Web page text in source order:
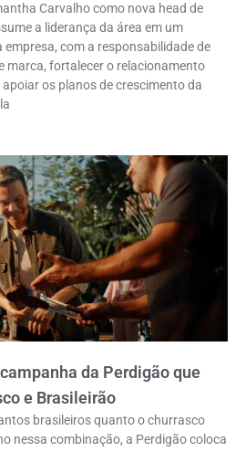
Carvalho como nova head de
a liderança da área em um
com a responsabilidade de
marca, fortalecer o relacionamento
os planos de crescimento da
da Perdigão que
e Brasileirão
brasileiros quanto o churrasco
nessa combinação, a Perdigão coloca